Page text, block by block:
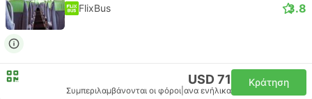
FlixBus 3.8
USD 71
Συμπεριλαμβάνονται οι φόροι ανα ενήλικα
Κράτηση